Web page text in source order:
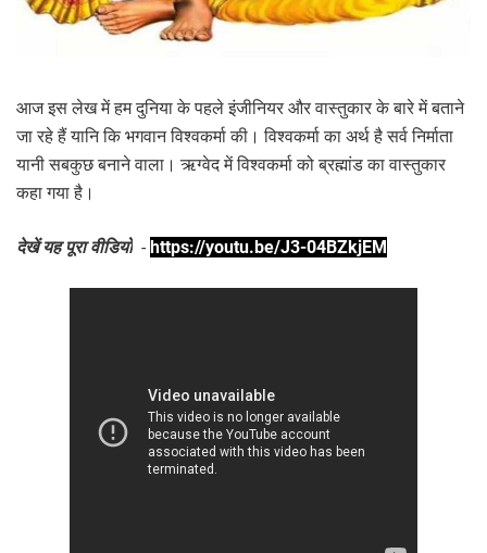
आज इस लेख में हम दुनिया के पहले इंजीनियर और वास्तुकार के बारे में बताने
जा रहे हैं यानि कि भगवान विश्वकर्मा की। विश्वकर्मा का अर्थ है सर्व निर्माता
यानी सबकुछ बनाने वाला। ऋग्वेद में विश्वकर्मा को ब्रह्मांड का वास्तुकार
कहा गया है।
देखें यह पूरा वीडियो - https://youtu.be/J3-04BZkjEM